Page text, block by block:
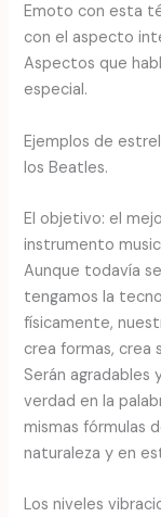
Emoto con esta
con el aspecto
Aspectos que
especial.
Ejemplos de
los Beatles.
El objetivo: el
instrumento
Aunque todavía
tengamos la
físicamente,
crea formas, crea
Serán agradables
verdad en la
mismas fórmulas
naturaleza y en
Los niveles